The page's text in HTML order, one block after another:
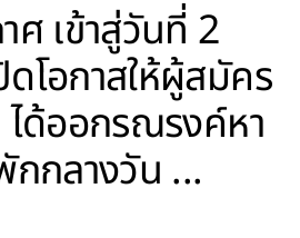
ศ เข้าสู่วันที่ 2
ดโอกาสให้ผู้สมัคร
ได้ออกรณรงค์หา
กกลางวัน ...